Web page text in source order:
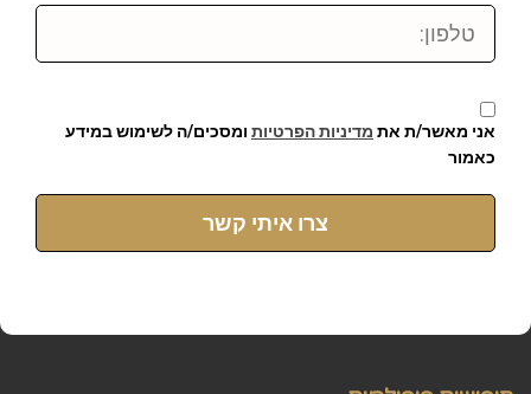
טלפון:
אני מאשר/ת את מדיניות הפרטיות ומסכים/ה לשימוש במידע
כאמור
צרו איתי קשר